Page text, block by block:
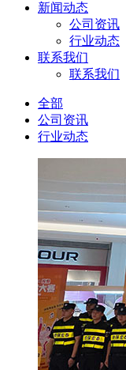
新闻动态
公司资讯
行业动态
联系我们
联系我们
全部
公司资讯
行业动态